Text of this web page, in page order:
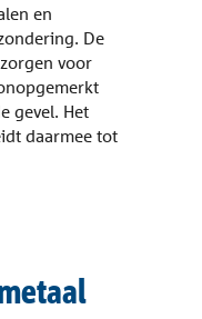
en
De
voor
gevel. Het
daarmee tot